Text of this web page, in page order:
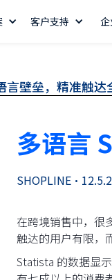
客户支持
言壁垒，精准触达
多语言
SHOPLINE•
在跨境销售中，很
触达的用户有限，
Statista 的数据显